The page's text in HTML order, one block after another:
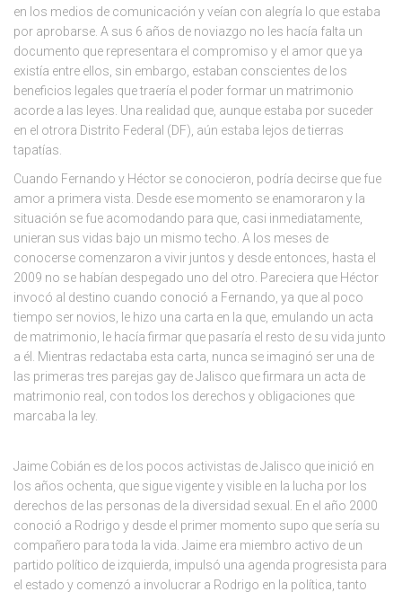
en los medios de comunicación y veían con alegría lo que estaba
por aprobarse. A sus 6 años de noviazgo no les hacía falta un
documento que representara el compromiso y el amor que ya
existía entre ellos, sin embargo, estaban conscientes de los
beneficios legales que traería el poder formar un matrimonio
acorde a las leyes. Una realidad que, aunque estaba por suceder
en el otrora Distrito Federal (DF), aún estaba lejos de tierras
tapatías.
Cuando Fernando y Héctor se conocieron, podría decirse que fue
amor a primera vista. Desde ese momento se enamoraron y la
situación se fue acomodando para que, casi inmediatamente,
unieran sus vidas bajo un mismo techo. A los meses de
conocerse comenzaron a vivir juntos y desde entonces, hasta el
2009 no se habían despegado uno del otro. Pareciera que Héctor
invocó al destino cuando conoció a Fernando, ya que al poco
tiempo ser novios, le hizo una carta en la que, emulando un acta
de matrimonio, le hacía firmar que pasaría el resto de su vida junto
a él. Mientras redactaba esta carta, nunca se imaginó ser una de
las primeras tres parejas gay de Jalisco que firmara un acta de
matrimonio real, con todos los derechos y obligaciones que
marcaba la ley.
Jaime Cobián es de los pocos activistas de Jalisco que inició en
los años ochenta, que sigue vigente y visible en la lucha por los
derechos de las personas de la diversidad sexual. En el año 2000
conoció a Rodrigo y desde el primer momento supo que sería su
compañero para toda la vida. Jaime era miembro activo de un
partido político de izquierda, impulsó una agenda progresista para
el estado y comenzó a involucrar a Rodrigo en la política, tanto